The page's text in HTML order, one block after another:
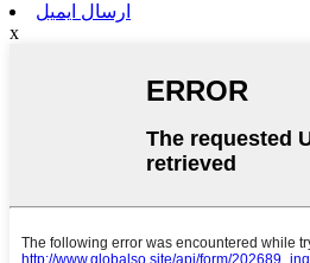
ارسال ایمیل
x